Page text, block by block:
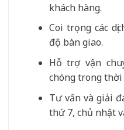
khách hàng.
Coi trọng các
độ bàn giao.
Hỗ trợ vận
chóng trong
Tư vấn và giải
thứ 7, chủ nhật